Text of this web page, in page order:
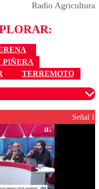
Radio Agricultura
PIÑERA
TERREMOTO
para garantizar un
Señal 1